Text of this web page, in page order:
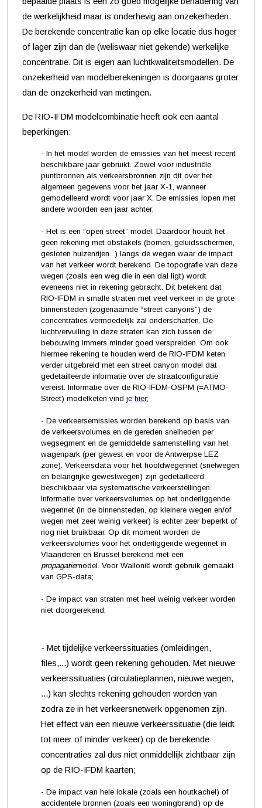
de werkelijkheid maar is onderhevig aan onzekerheden.
De berekende concentratie kan op elke locatie dus hoger
of lager zijn dan de (weliswaar niet gekende) werkelijke
concentratie. Dit is eigen aan luchtkwaliteitsmodellen. De
onzekerheid van modelberekeningen is doorgaans groter
dan de onzekerheid van metingen.
De RIO-IFDM modelcombinatie heeft ook een aantal
beperkingen:
- In het model worden de emissies van het meest recent
beschikbare jaar gebruikt. Zowel voor industriële
puntbronnen als verkeersbronnen zijn dit over het
algemeen gegevens voor het jaar X-1, wanneer
gemodelleerd wordt voor jaar X. De emissies lopen met
andere woorden een jaar achter;
- Het is een “open street” model. Daardoor houdt het
geen rekening met obstakels (bomen, geluidsschermen,
gesloten huizenrijen...) langs de wegen waar de impact
van het verkeer wordt berekend. De topografie van deze
wegen (zoals een weg die in een dal ligt) wordt
eveneens niet in rekening gebracht. Dit betekent dat
RIO-IFDM in smalle straten met veel verkeer in de grote
binnensteden (zogenaamde “street canyons”) de
concentraties vermoedelijk zal onderschatten. De
luchtvervuiling in deze straten kan zich tussen de
bebouwing immers minder goed verspreiden. Om ook
hiermee rekening te houden werd de RIO-IFDM keten
verder uitgebreid met een street canyon model dat
gedetailleerde informatie over de straatconfiguratie
vereist. Informatie over de RIO-IFDM-OSPM (=ATMO-
Street) modelketen vind jehier;
- De verkeersemissies worden berekend op basis van
de verkeersvolumes en de gereden snelheden per
wegsegment en de gemiddelde samenstelling van het
wagenpark (per gewest en voor de Antwerpse LEZ
zone). Verkeersdata voor het hoofdwegennet (snelwegen
en belangrijke gewestwegen) zijn gedetailleerd
beschikbaar via systematische verkeerstellingen.
Informatie over verkeersvolumes op het onderliggende
wegennet (in de binnensteden, op kleinere wegen en/of
wegen met zeer weinig verkeer) is echter zeer beperkt of
nog niet bruikbaar. Op dit moment worden de
verkeersvolumes voor het onderliggende wegennet in
Vlaanderen en Brussel berekend met een
propagatiemodel. Voor Wallonië wordt gebruik gemaakt
van GPS-data;
- De impact van straten met heel weinig verkeer worden
niet doorgerekend;
- Met tijdelijke verkeerssituaties (omleidingen,
files,...) wordt geen rekening gehouden. Met nieuwe
verkeerssituaties (circulatieplannen, nieuwe wegen,
...) kan slechts rekening gehouden worden van
zodra ze in het verkeersnetwerk opgenomen zijn.
Het effect van een nieuwe verkeerssituatie (die leidt
tot meer of minder verkeer) op de berekende
concentraties zal dus niet onmiddellijk zichtbaar zijn
op de RIO-IFDM kaarten;
- De impact van hele lokale (zoals een houtkachel) of
accidentele bronnen (zoals een woningbrand) op de